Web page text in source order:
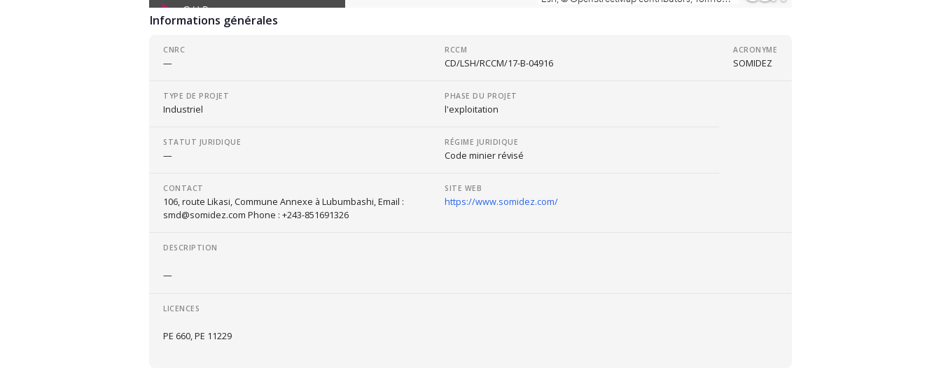
Informations générales
CNRC
—
RCCM
CD/LSH/RCCM/17-B-04916
ACRONYME
SOMIDEZ
TYPE DE PROJET
Industriel
PHASE DU PROJET
l'exploitation
STATUT JURIDIQUE
—
RÉGIME JURIDIQUE
Code minier révisé
CONTACT
106, route Likasi, Commune Annexe à Lubumbashi, Email :
smd@somidez.com Phone : +243-851691326
SITE WEB
https://www.somidez.com/
DESCRIPTION
—
LICENCES
PE 660, PE 11229